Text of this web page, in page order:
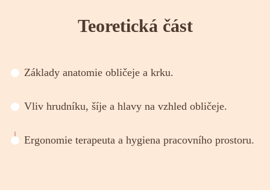
Teoretická část
Základy anatomie obličeje a krku.
Vliv hrudníku, šíje a hlavy na vzhled obličeje.
Ergonomie terapeuta a hygiena pracovního prostoru.